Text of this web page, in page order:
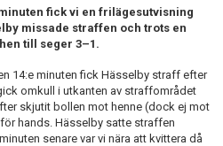
fick vi en frilägesutvisning
missade straffen och trots en
till seger 3–1.
14:e minuten fick Hässelby straff efter
omkull i utkanten av straffområdet
skjutit bollen mot henne (dock ej mot
hands. Hässelby satte straffen
senare var vi nära att kvittera då